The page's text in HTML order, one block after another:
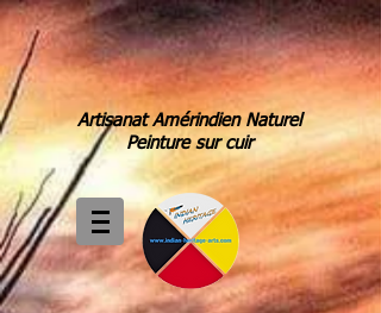
Artisanat Amérindien Naturel
Peinture sur cuir